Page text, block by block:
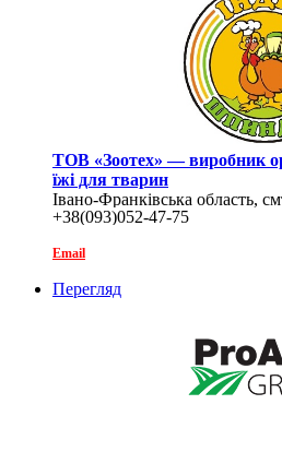
ТОВ «Зоотех» — виробник
їжі для тварин
Івано-Франківська область,
+38(093)052-47-75
Email
Перегляд